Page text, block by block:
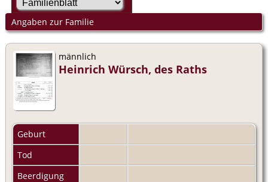
Angaben zur Familie
männlich
Heinrich Würsch, des Raths
Geburt
Tod
Beerdigung